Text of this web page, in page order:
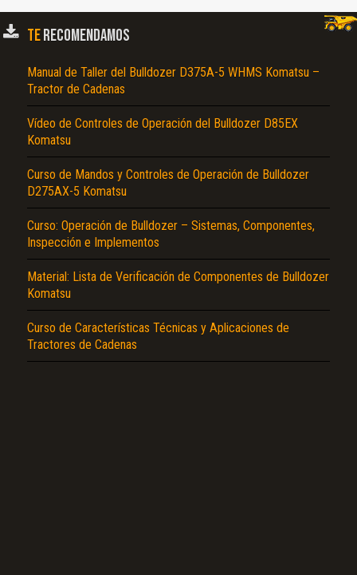
TERECOMENDAMOS
Manual de Taller del Bulldozer D375A-5 WHMS Komatsu –
Tractor de Cadenas
Vídeo de Controles de Operación del Bulldozer D85EX
Komatsu
Curso de Mandos y Controles de Operación de Bulldozer
D275AX-5 Komatsu
Curso: Operación de Bulldozer – Sistemas, Componentes,
Inspección e Implementos
Material: Lista de Verificación de Componentes de Bulldozer
Komatsu
Curso de Características Técnicas y Aplicaciones de
Tractores de Cadenas